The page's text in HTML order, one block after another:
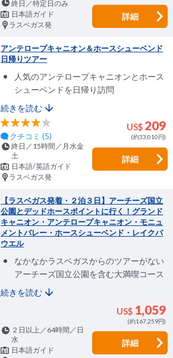
終日／特定日のみ
日本語ガイド
ラスベガス発
詳細
アンテロープキャニオン＆ホースシューベンド
日帰りツアー
人気のアンテロープキャニオンとホース
シューベンドを日帰り訪問
続きを読む
US$ 209
(約33,010円)
クチコミ (5)
終日／15時間／月水金
土
日本語/英語ガイド
ラスベガス発
詳細
【ラスベガス発着・２泊３日】アーチーズ国立
公園とデッドホースポイントに行く！グランド
キャニオン・アンテロープキャニオン・モニュ
メントバレー・ホースシューベンド・レイクパ
ウエル
なかなかラスベガスからのツアーがない
アーチーズ国立公園を含む大満喫コース
続きを読む
US$ 1,059
(約167,259円)
２日以上／64時間／日
水
日本語ガイド
詳細